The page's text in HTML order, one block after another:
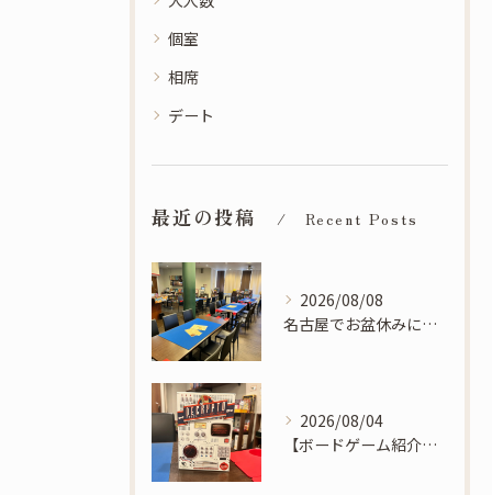
個室
相席
デート
最近の投稿 Recent Posts
2026/08/08
名古屋でお盆休みに遊ぶならSoLaCeへ！滑り込み予約も歓迎です！
2026/08/04
【ボードゲーム紹介】デクリプト - 相手にバレないように味方に伝える連想暗号ゲーム！